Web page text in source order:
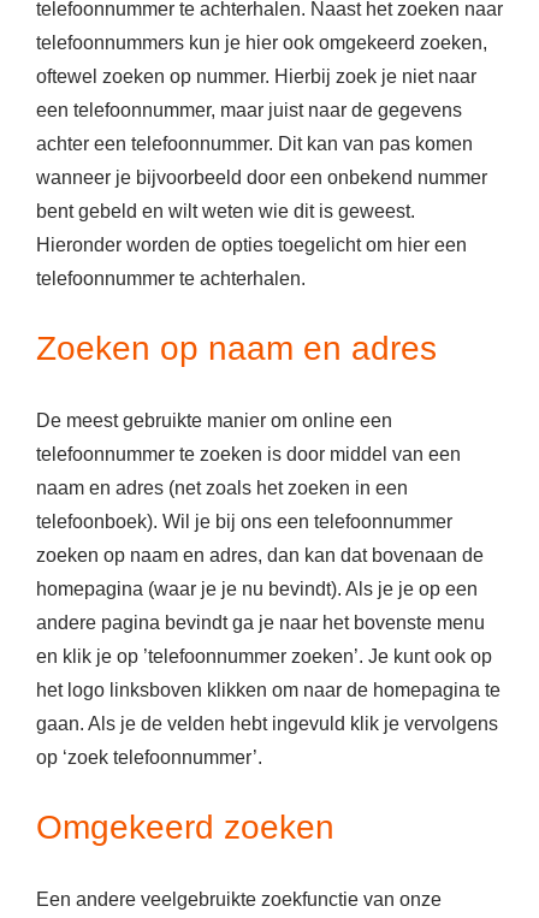
telefoonnummer te achterhalen. Naast het zoeken naar
telefoonnummers kun je hier ook omgekeerd zoeken,
oftewel zoeken op nummer. Hierbij zoek je niet naar
een telefoonnummer, maar juist naar de gegevens
achter een telefoonnummer. Dit kan van pas komen
wanneer je bijvoorbeeld door een onbekend nummer
bent gebeld en wilt weten wie dit is geweest.
Hieronder worden de opties toegelicht om hier een
telefoonnummer te achterhalen.
Zoeken op naam en adres
De meest gebruikte manier om online een
telefoonnummer te zoeken is door middel van een
naam en adres (net zoals het zoeken in een
telefoonboek). Wil je bij ons een telefoonnummer
zoeken op naam en adres, dan kan dat bovenaan de
homepagina (waar je je nu bevindt). Als je je op een
andere pagina bevindt ga je naar het bovenste menu
en klik je op ’telefoonnummer zoeken’. Je kunt ook op
het logo linksboven klikken om naar de homepagina te
gaan. Als je de velden hebt ingevuld klik je vervolgens
op ‘zoek telefoonnummer’.
Omgekeerd zoeken
Een andere veelgebruikte zoekfunctie van onze